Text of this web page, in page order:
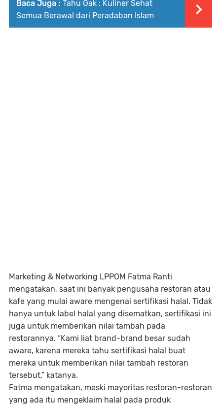
Baca Juga : Tahu Gak : Kuliner Sehat
Semua Berawal dari Peradaban Islam
Marketing & Networking LPPOM Fatma Ranti
mengatakan, saat ini banyak pengusaha restoran atau
kafe yang mulai aware mengenai sertifikasi halal. Tidak
hanya untuk label halal yang disematkan, sertifikasi ini
juga untuk memberikan nilai tambah pada
restorannya. “Kami liat brand-brand besar sudah
aware, karena mereka tahu sertifikasi halal buat
mereka untuk memberikan nilai tambah restoran
tersebut,” katanya.
Fatma mengatakan, meski mayoritas restoran-restoran
yang ada itu mengeklaim halal pada produk